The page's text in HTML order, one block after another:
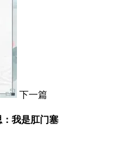
下一篇
我是肛门塞